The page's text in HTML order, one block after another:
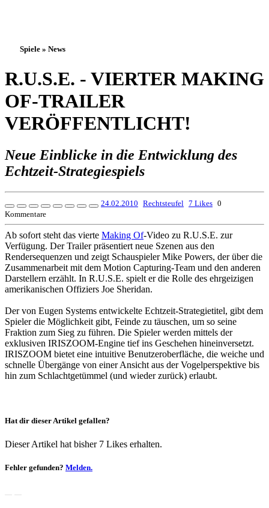
Spiele » News
R.U.S.E. - VIERTER MAKING
OF-TRAILER
VERÖFFENTLICHT!
Neue Einblicke in die Entwicklung des
Echtzeit-Strategiespiels
24.02.2010 Rechtsteufel 7 Likes 0
Kommentare
Ab sofort steht das vierte Making Of-Video zu R.U.S.E. zur
Verfügung. Der Trailer präsentiert neue Szenen aus den
Rendersequenzen und zeigt Schauspieler Mike Powers, der über die
Zusammenarbeit mit dem Motion Capturing-Team und den anderen
Darstellern erzählt. In R.U.S.E. spielt er die Rolle des ehrgeizigen
amerikanischen Offiziers Joe Sheridan.
Der von Eugen Systems entwickelte Echtzeit-Strategietitel, gibt dem
Spieler die Möglichkeit gibt, Feinde zu täuschen, um so seine
Fraktion zum Sieg zu führen. Die Spieler werden mittels der
exklusiven IRISZOOM-Engine tief ins Geschehen hineinversetzt.
IRISZOOM bietet eine intuitive Benutzeroberfläche, die weiche und
schnelle Übergänge von einer Ansicht aus der Vogelperspektive bis
hin zum Schlachtgetümmel (und wieder zurück) erlaubt.
Hat dir dieser Artikel gefallen?
Dieser Artikel hat bisher 7 Likes erhalten.
Fehler gefunden? Melden.